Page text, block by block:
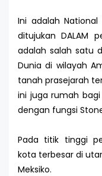
Ini adalah
ditujukan DALAM
adalah salah satu
Dunia di wilayah
tanah prasejarah
ini juga rumah
dengan fungsi
Pada titik tinggi
kota terbesar di
Meksiko.